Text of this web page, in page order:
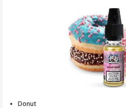
Donut